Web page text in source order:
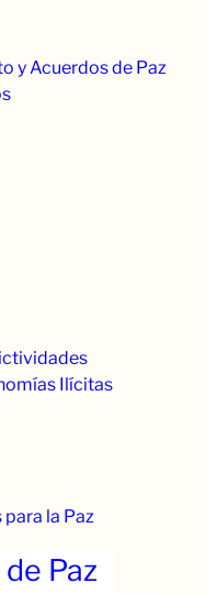
y Acuerdos de Paz
Ilícitas
la Paz
Paz